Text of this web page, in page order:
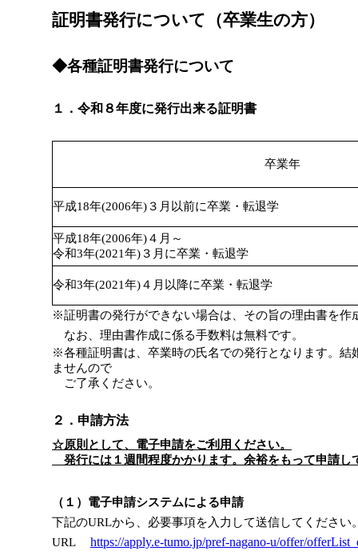
証明書発行について（卒業生の方）
◆各種証明書発行について
１．令和８年度に発行出来る証明書
卒業年
平成18年(2006年)３月以前に卒業・転退学
平成18年(2006年)４月～
令和3年(2021年)３月に卒業・転退学
令和3年(2021年)４月以降に卒業・転退学
※証明書の発行ができない場合は、その旨の理由書を
なお、理由書作成に係る手数料は無料です。
※各種証明書は、卒業時の氏名での発行となります。
ませんので
ご了承ください。
２．申請方法
☆原則として、電子申請をご利用ください。
発行には１週間程度かかります。余裕をもって申請し
（１）電子申請システムによる申請
下記のURLから、必要事項を入力して送信してください
URL https://apply.e-tumo.jp/pref-nagano-u/offer/